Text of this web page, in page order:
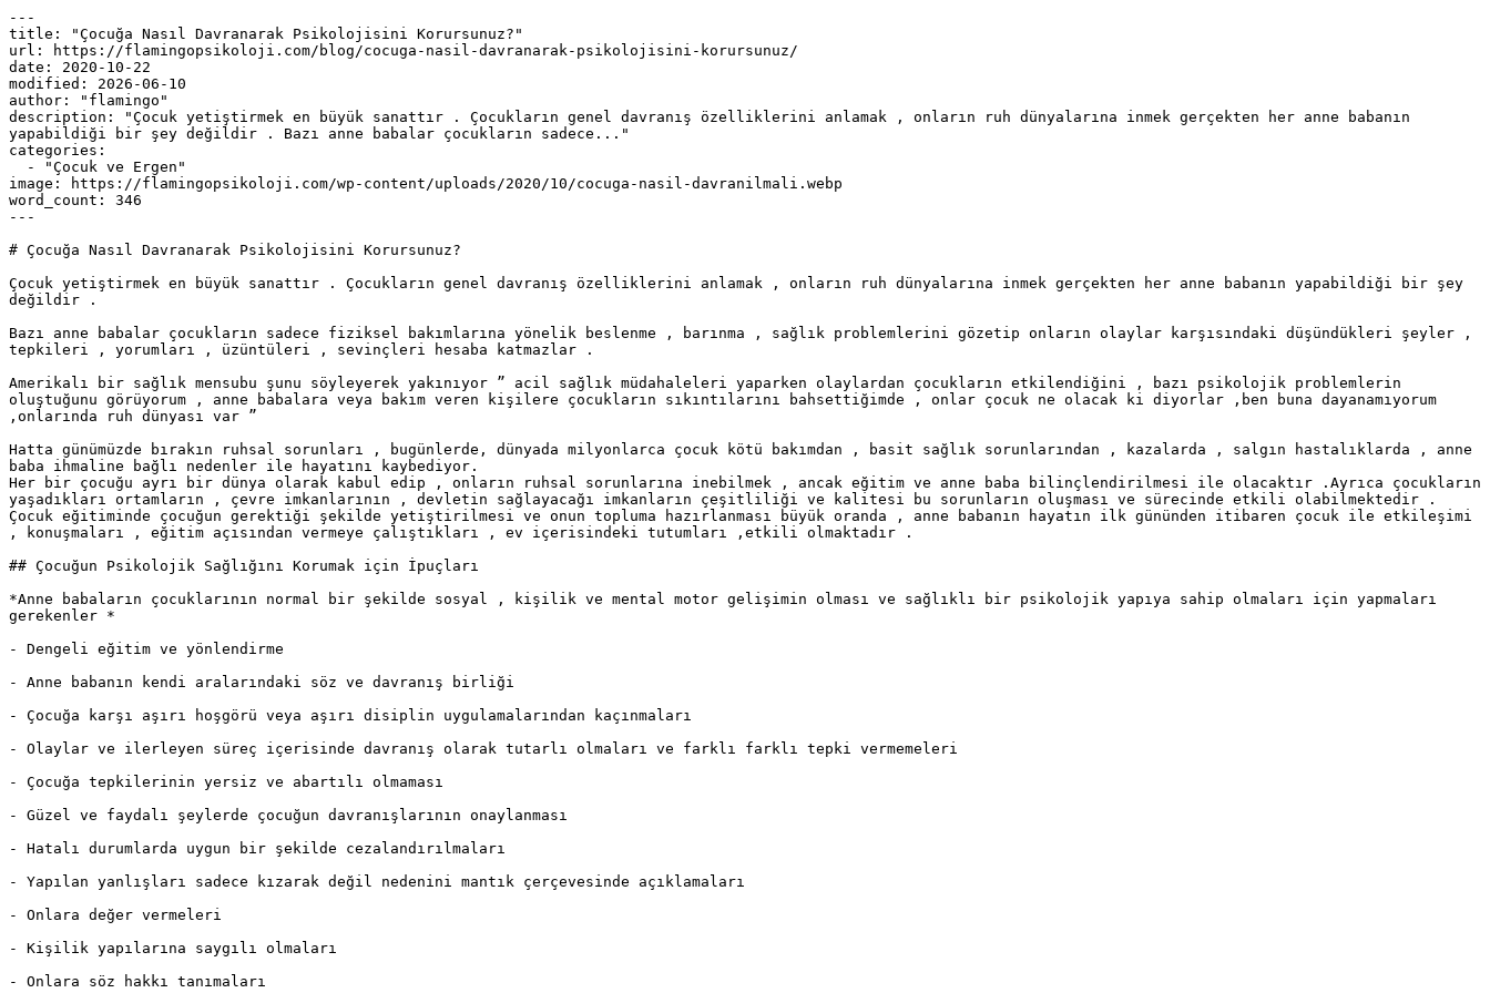
---
title: "Çocuğa Nasıl Davranarak Psikolojisini Korursunuz?"
url: https://flamingopsikoloji.com/blog/cocuga-nasil-davranarak-psikolojisini-korursunuz/
date: 2020-10-22
modified: 2026-06-10
author: "flamingo"
description: "Çocuk yetiştirmek en büyük sanattır . Çocukların genel davranış özelliklerini anlamak , onların ruh dünyalarına inmek gerçekten her anne babanın
yapabildiği bir şey değildir . Bazı anne babalar çocukların sadece..."
categories:
image: https://flamingopsikoloji.com/wp-content/uploads/2020/10/cocuga-nasil-davranilmali.webp
word_count: 346
---
# Çocuğa Nasıl Davranarak Psikolojisini Korursunuz?
Çocuk yetiştirmek en büyük sanattır . Çocukların genel davranış özelliklerini anlamak , onların ruh dünyalarına inmek gerçekten her anne babanın yapabildiği bir şey
değildir .
Bazı anne babalar çocukların sadece fiziksel bakımlarına yönelik beslenme , barınma , sağlık problemlerini gözetip onların olaylar karşısındaki düşündükleri şeyler ,
tepkileri , yorumları , üzüntüleri , sevinçleri hesaba katmazlar .
Amerikalı bir sağlık mensubu şunu söyleyerek yakınıyor ” acil sağlık müdahaleleri yaparken olaylardan çocukların etkilendiğini , bazı psikolojik problemlerin
oluştuğunu görüyorum , anne babalara veya bakım veren kişilere çocukların sıkıntılarını bahsettiğimde , onlar çocuk ne olacak ki diyorlar ,ben buna dayanamıyorum
,onlarında ruh dünyası var ”
Hatta günümüzde bırakın ruhsal sorunları , bugünlerde, dünyada milyonlarca çocuk kötü bakımdan , basit sağlık sorunlarından , kazalarda , salgın hastalıklarda , anne
baba ihmaline bağlı nedenler ile hayatını kaybediyor.
Her bir çocuğu ayrı bir dünya olarak kabul edip , onların ruhsal sorunlarına inebilmek , ancak eğitim ve anne baba bilinçlendirilmesi ile olacaktır .Ayrıca çocukların
yaşadıkları ortamların , çevre imkanlarının , devletin sağlayacağı imkanların çeşitliliği ve kalitesi bu sorunların oluşması ve sürecinde etkili olabilmektedir .
Çocuk eğitiminde çocuğun gerektiği şekilde yetiştirilmesi ve onun topluma hazırlanması büyük oranda , anne babanın hayatın ilk gününden itibaren çocuk ile etkileşimi
, konuşmaları , eğitim açısından vermeye çalıştıkları , ev içerisindeki tutumları ,etkili olmaktadır .
## Çocuğun Psikolojik Sağlığını Korumak için İpuçları
*Anne babaların çocuklarının normal bir şekilde sosyal , kişilik ve mental motor gelişimin olması ve sağlıklı bir psikolojik yapıya sahip olmaları için yapmaları
gerekenler *
- Dengeli eğitim ve yönlendirme
- Anne babanın kendi aralarındaki söz ve davranış birliği
- Çocuğa karşı aşırı hoşgörü veya aşırı disiplin uygulamalarından kaçınmaları
- Olaylar ve ilerleyen süreç içerisinde davranış olarak tutarlı olmaları ve farklı farklı tepki vermemeleri
- Çocuğa tepkilerinin yersiz ve abartılı olmaması
- Güzel ve faydalı şeylerde çocuğun davranışlarının onaylanması
- Hatalı durumlarda uygun bir şekilde cezalandırılmaları
- Yapılan yanlışları sadece kızarak değil nedenini mantık çerçevesinde açıklamaları
- Onlara değer vermeleri
- Kişilik yapılarına saygılı olmaları
- Onlara söz hakkı tanımaları